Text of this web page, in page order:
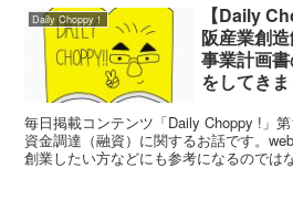
Daily Choppy！
【Daily
阪産業創
事業計画
をしてき
毎日掲載コンテンツ「Daily Choppy !」
資金調達（融資）に関するお話です。
創業したい方などにも参考になるのでは